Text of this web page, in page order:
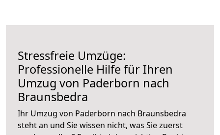
Stressfreie Umzüge:
Professionelle Hilfe für Ihren
Umzug von Paderborn nach
Braunsbedra
Ihr Umzug von Paderborn nach Braunsbedra
steht an und Sie wissen nicht, was Sie zuerst